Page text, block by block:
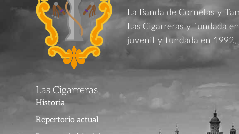
La Banda de Cornetas y
Las Cigarreras y fundada
juvenil y fundada en 1992,
Las Cigarreras
Historia
Repertorio actual